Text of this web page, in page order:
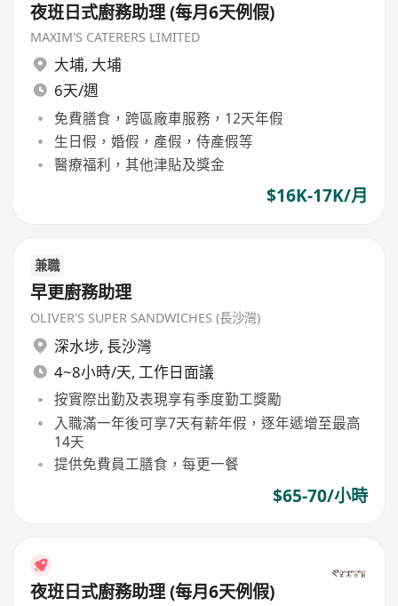
夜班日式廚務助理 (每月6天例假)
MAXIM'S CATERERS LIMITED
大埔, 大埔
6天/週
免費膳食，跨區廠車服務，12天年假
生日假，婚假，產假，侍產假等
醫療福利，其他津貼及獎金
$16K-17K/月
兼職
早更廚務助理
OLIVER'S SUPER SANDWICHES (長沙灣)
深水埗, 長沙灣
4~8小時/天, 工作日面議
按實際出勤及表現享有季度勤工獎勵
入職滿一年後可享7天有薪年假，逐年遞增至最高
14天
提供免費員工膳食，每更一餐
$65-70/小時
夜班日式廚務助理 (每月6天例假)